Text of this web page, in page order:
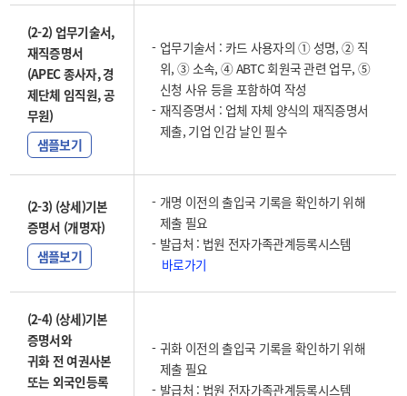
(2-2) 업무기술서,
재직증명서
(APEC 종사자, 경
제단체 임직원, 공
무원)
샘플보기
업무기술서 : 카드 사용자의 ① 성명, ② 직
위, ③ 소속, ④ ABTC 회원국 관련 업무, ⑤
신청 사유 등을 포함하여 작성
재직증명서 : 업체 자체 양식의 재직증명서
제출, 기업 인감 날인 필수
(2-3) (상세)기본
증명서 (개명자)
샘플보기
개명 이전의 출입국 기록을 확인하기 위해
제출 필요
발급처 : 법원 전자가족관계등록시스템
바로가기
(2-4) (상세)기본
증명서와
귀화 전 여권사본
또는 외국인등록
귀화 이전의 출입국 기록을 확인하기 위해
제출 필요
발급처 : 법원 전자가족관계등록시스템